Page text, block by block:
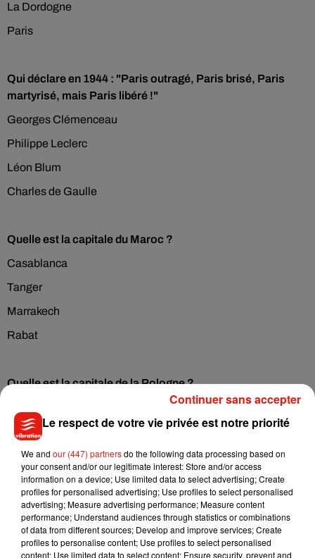
La Dordogne
Paris
Qui déclare en 1944 : "Paris outragé, Paris brisé, Paris
martyrisé, mais Paris libéré !"
Georges Clémenceau
Philippe Leclerc
Léon Blum
Charles de Gaulle
Quelle est la capitale du Maroc ?
Casablanca
Tanger
Marrakech
Rabat
Quelle est la capitale de la Pologne ?
Varsovie
Wroclaw
Lodz
SPORT
Le respect de votre vie privée est notre priorité
We and our (447) partnersdo the following data processing based on
your consent and/or our legitimate interest: Store and/or access
information on a device; Use limited data to select advertising; Create
profiles for personalised advertising; Use profiles to select personalised
advertising; Measure advertising performance; Measure content
performance; Understand audiences through statistics or combinations
of data from different sources; Develop and improve services; Create
profiles to personalise content; Use profiles to select personalised
content; Use limited data to select content; Ensure security, prevent and
Continuer sans accepter